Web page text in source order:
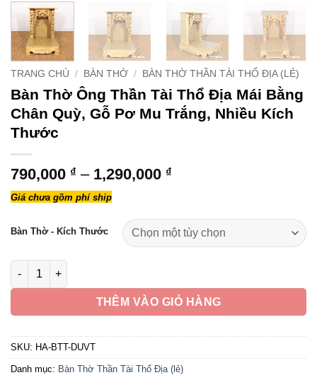
TRANG CHỦ / BÀN THỜ / BÀN THỜ THẦN TÀI THỔ ĐỊA (LẺ)
Bàn Thờ Ông Thần Tài Thổ Địa Mái Bằng
Chân Quỳ, Gỗ Pơ Mu Trắng, Nhiều Kích
Thước
790,000 ₫ – 1,290,000 ₫
790,000 ₫
đến
1,290,000 ₫
Giá chưa gồm phí ship
Bàn Thờ - Kích Thước
Bàn Thờ Ông Thần Tài Thổ Địa Mái Bằng Chân Quỳ, Gỗ Pơ
THÊM VÀO GIỎ HÀNG
SKU: HA-BTT-DUVT
Danh mục: Bàn Thờ Thần Tài Thổ Địa (lẻ)